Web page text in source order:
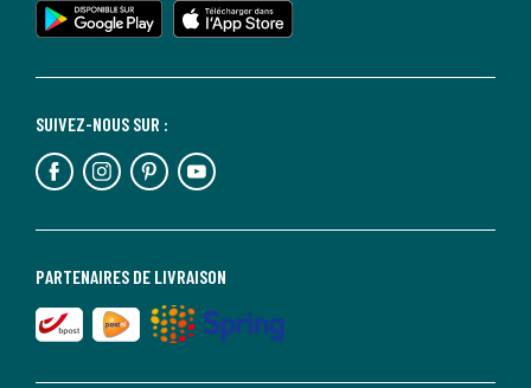
PARTENAIRES DE LIVRAISON
SUIVEZ-NOUS SUR :